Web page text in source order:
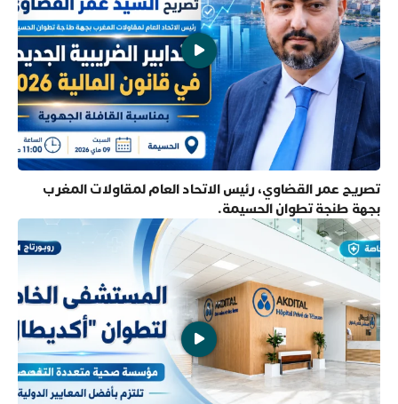
تصريح عمر القضاوي، رئيس الاتحاد العام لمقاولات المغرب
بجهة طنجة تطوان الحسيمة.